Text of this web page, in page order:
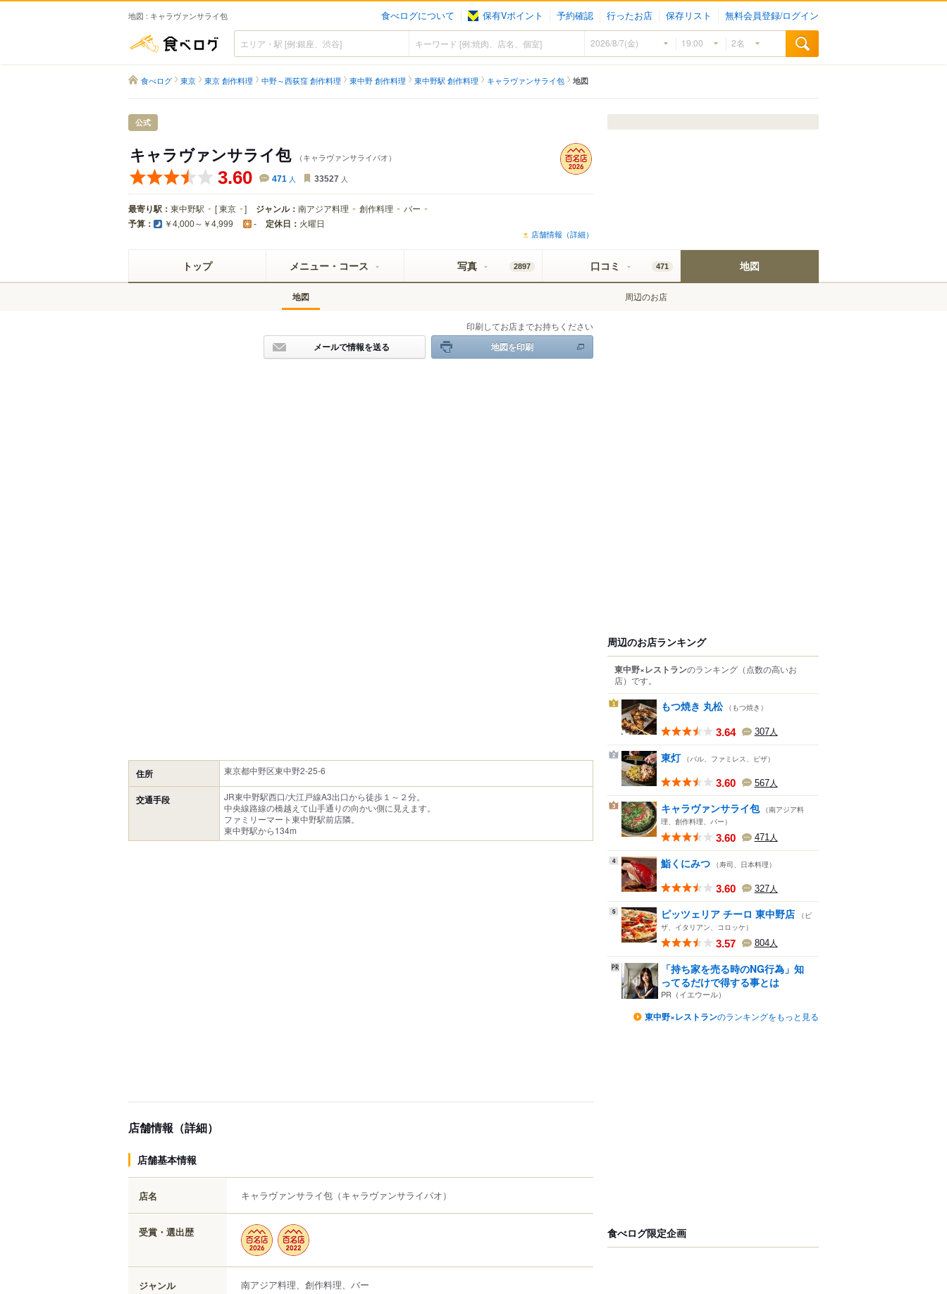
地図 : キャラヴァンサライ包 食べログについて 保有Vポイント 予約確認 行ったお店 保存リスト 無料会員登録/ログイン
食べログ
食べログ 東京 東京 創作料理 中野～西荻窪 創作料理 東中野 創作料理 東中野駅 創作料理 キャラヴァンサライ包 地図
公式
キャラヴァンサライ包 （キャラヴァンサライパオ）
3.60 471 人 33527 人
最寄り駅： 東中野駅 [東京 ] ジャンル： 南アジア料理 創作料理 バー
予算： ￥4,000～￥4,999 - 定休日： 火曜日
店舗情報（詳細）
トップ メニュー・コース 写真 2897 口コミ 471 地図
地図 周辺のお店
印刷してお店までお持ちください
メールで情報を送る 地図を印刷
住所 東京都中野区東中野2-25-6
交通手段
JR東中野駅西口/大江戸線A3出口から徒歩１～２分。
中央線路線の橋越えて山手通りの向かい側に見えます。
ファミリーマート東中野駅前店隣。
東中野駅から134m
店舗情報（詳細）
店舗基本情報
店名 キャラヴァンサライ包 （キャラヴァンサライパオ）
受賞・選出歴
ジャンル 南アジア料理、創作料理、バー
周辺のお店ランキング
東中野×レストランのランキング （点数の高いお
店） です。
1 もつ焼き 丸松 （もつ焼き）
3.64 307人
2 東灯 （バル、ファミレス、ピザ）
3.60 567人
3 キャラヴァンサライ包 （南アジア料
理、創作料理、バー）
3.60 471人
4 鮨くにみつ （寿司、日本料理）
3.60 327人
5 ピッツェリア チーロ 東中野店
（ピ
ザ、イタリアン、コロッケ）
3.57 804人
「持ち家を売る時のNG行為」知
ってるだけで得する事とは
PR（イエウール）
東中野×レストランのランキングをもっと見る
食べログ限定企画